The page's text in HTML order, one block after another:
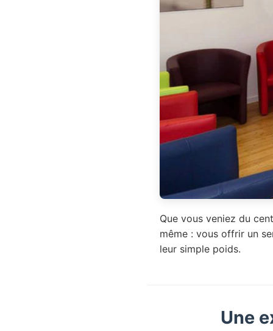
Que vous veniez du
même : vous offrir un
leur simple poids.
Une